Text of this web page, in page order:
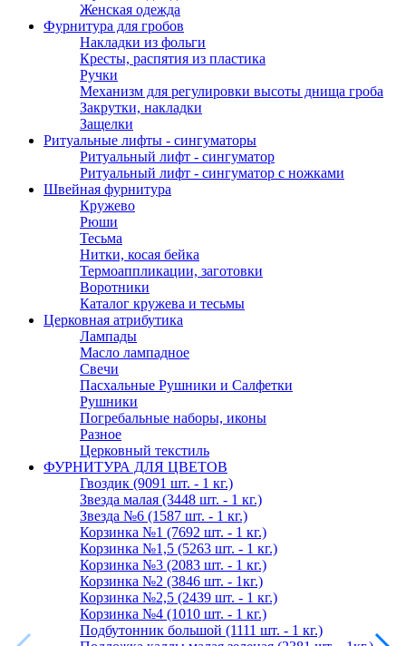
Женская одежда
Фурнитура для гробов
Накладки из фольги
Кресты, распятия из пластика
Ручки
Механизм для регулировки высоты днища гроба
Закрутки, накладки
Защелки
Ритуальные лифты - сингуматоры
Ритуальный лифт - сингуматор
Ритуальный лифт - сингуматор с ножками
Швейная фурнитура
Кружево
Рюши
Тесьма
Нитки, косая бейка
Термоаппликации, заготовки
Воротники
Каталог кружева и тесьмы
Церковная атрибутика
Лампады
Масло лампадное
Свечи
Пасхальные Рушники и Салфетки
Рушники
Погребальные наборы, иконы
Разное
Церковный текстиль
ФУРНИТУРА ДЛЯ ЦВЕТОВ
Гвоздик (9091 шт. - 1 кг.)
Звезда малая (3448 шт. - 1 кг.)
Звезда №6 (1587 шт. - 1 кг.)
Корзинка №1 (7692 шт. - 1 кг.)
Корзинка №1,5 (5263 шт. - 1 кг.)
Корзинка №3 (2083 шт. - 1 кг.)
Корзинка №2 (3846 шт. - 1кг.)
Корзинка №2,5 (2439 шт. - 1 кг.)
Корзинка №4 (1010 шт. - 1 кг.)
Подбутонник большой (1111 шт. - 1 кг.)